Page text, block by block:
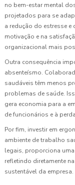
no bem-estar mental
projetados para se
a redução do estresse
motivação e na
organizacional mais
Outra consequência
absenteísmo.
saudáveis têm menos
problemas de saúde.
gera economia para a
de funcionários e à
Por fim, investir em
ambiente de trabalho
legais, proporciona
refletindo diretamente
sustentável da empresa.